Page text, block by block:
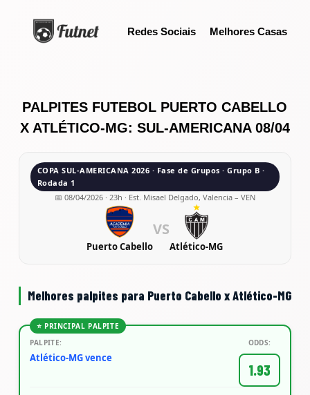
Redes Sociais Melhores Casas
PALPITES FUTEBOL PUERTO CABELLO
X ATLÉTICO-MG: SUL-AMERICANA 08/04
COPA SUL-AMERICANA 2026 · Fase de Grupos · Grupo B ·
Rodada 1
📅 08/04/2026 · 23h · Est. Misael Delgado, Valencia – VEN
Puerto Cabello
VS
Atlético-MG
Melhores palpites para Puerto Cabello x Atlético-MG
⭐ PRINCIPAL PALPITE
PALPITE:
Atlético-MG vence
ODDS:
1.93